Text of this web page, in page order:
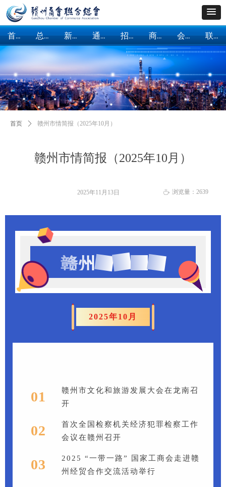
首页 总会概括 新闻中心
新闻中心
通知公告
通知公告
招商引资
招商引资
商会建设
商会建设
会员服务
会员服务
联系我们
赣州市情简报（2025年10月）
首页 ꄲ 赣州市情简报（2025年10月）
赣州市情简报
2025年10月
01
赣州市文化和旅游发展大会在龙南召
开
02
首次全国检察机关经济犯罪检察工作
会议在赣州召开
03
2025 “一带一路” 国家工商会走进赣
州经贸合作交流活动举行
2025年11月13日 ꄘ 浏览量： 2639